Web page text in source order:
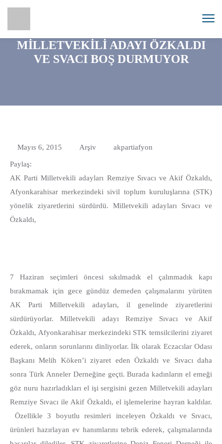
MİLLETVEKİLİ ADAYI ÖZKALDI
VE SVACI BOŞ DURMUYOR
Mayıs 6, 2015 Arşiv akpartiafyon
Paylaş:
AK Parti Milletvekili adayları Remziye Sıvacı ve Akif Özkaldı,
Afyonkarahisar merkezindeki sivil toplum kuruluşlarına (STK)
yönelik ziyaretlerini sürdürdü. Milletvekili adayları Sıvacı ve
Özkaldı,
7 Haziran seçimleri öncesi sıkılmadık el çalınmadık kapı
bırakmamak için gece gündüz demeden çalışmalarını yürüten
AK Parti Milletvekili adayları, il genelinde ziyaretlerini
sürdürüyorlar. Milletvekili adayı Remziye Sıvacı ve Akif
Özkaldı, Afyonkarahisar merkezindeki STK temsilcilerini ziyaret
ederek, onların sorunlarını dinliyorlar. İlk olarak Eczacılar Odası
Başkanı Melih Köken’i ziyaret eden Özkaldı ve Sıvacı daha
sonra Türk Anneler Derneğine geçti. Burada kadınların el emeği
göz nuru hazırladıkları el işi sergisini gezen Milletvekili adayları
Remziye Sıvacı ile Akif Özkaldı, el işlemelerine hayran kaldılar.
Özellikle 3 boyutlu resimleri inceleyen Özkaldı ve Sıvacı,
ürünleri hazırlayan ev hanımlarını tebrik ederek, çalışmalarında